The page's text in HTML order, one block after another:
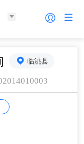
临洮县